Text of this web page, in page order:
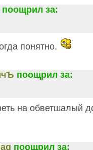
поощрил за:
понятно.
поощрил за:
на обветшалый
поощрил за: